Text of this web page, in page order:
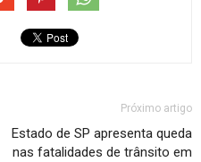
Próximo artigo
Estado de SP apresenta queda
nas fatalidades de trânsito em